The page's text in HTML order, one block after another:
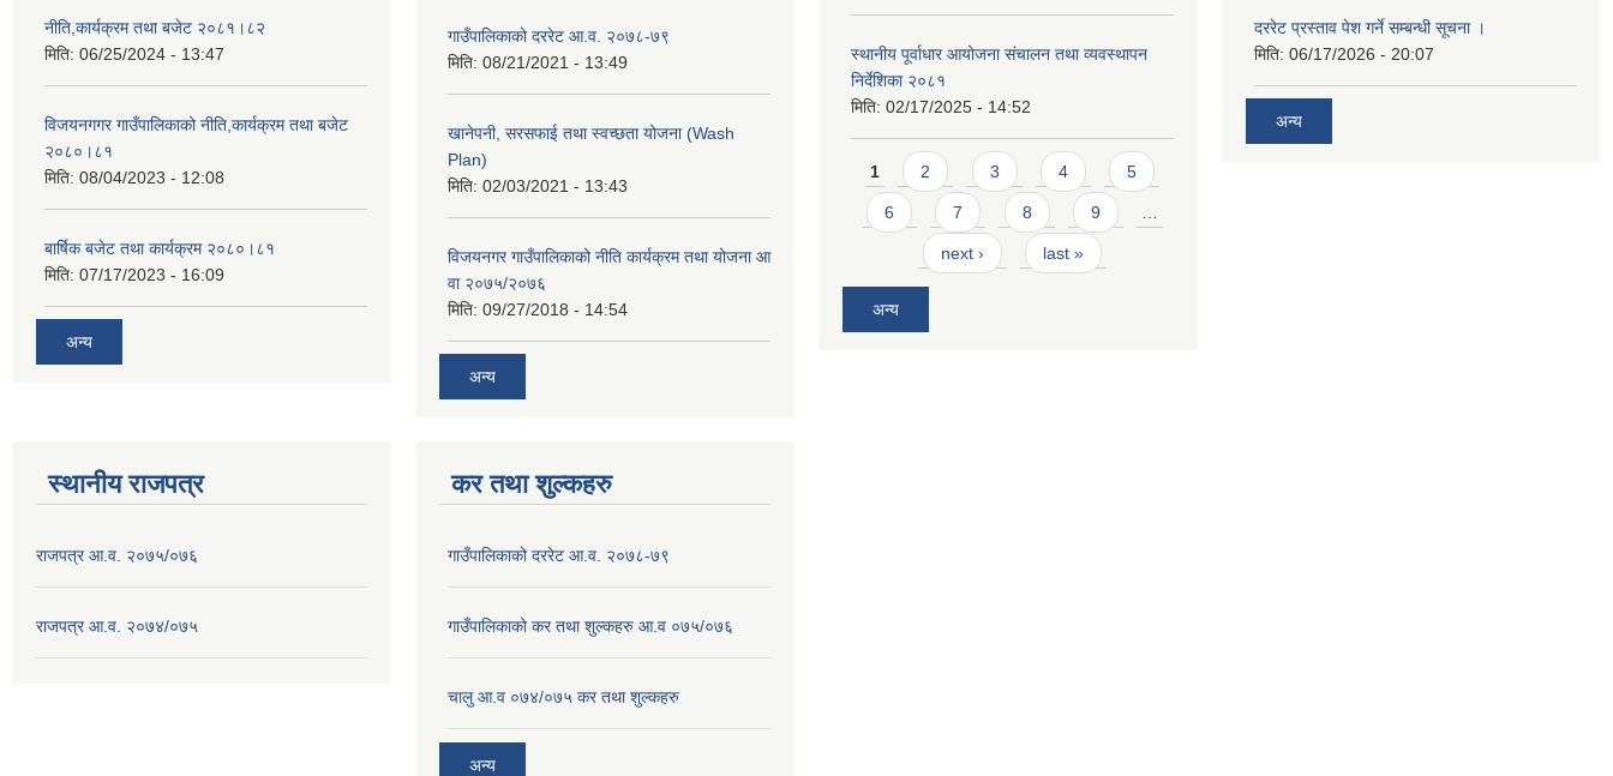
नीति,कार्यक्रम तथा बजेट २०८१।८२
मिति: 06/25/2024 - 13:47
विजयनगगर गाउँपालिकाको नीति,कार्यक्रम तथा बजेट
२०८०।८१
मिति: 08/04/2023 - 12:08
बार्षिक बजेट तथा कार्यक्रम २०८०।८१
मिति: 07/17/2023 - 16:09
अन्य
गाउँपालिकाको दररेट आ.व. २०७८-७९
मिति: 08/21/2021 - 13:49
खानेपनी, सरसफाई तथा स्वच्छता योजना (Wash
Plan)
मिति: 02/03/2021 - 13:43
विजयनगर गाउँपालिकाको नीति कार्यक्रम तथा योजना आ
वा २०७५/२०७६
मिति: 09/27/2018 - 14:54
अन्य
स्थानीय पूर्वाधार आयोजना संचालन तथा व्यवस्थापन
निर्देशिका २०८१
मिति: 02/17/2025 - 14:52
Pages
1 2 3 4 5
6 7 8 9 …
next › last »
अन्य
दररेट प्रस्ताव पेश गर्ने सम्बन्धी सूचना ।
मिति: 06/17/2026 - 20:07
अन्य
स्थानीय राजपत्र
राजपत्र आ.व. २०७५/०७६
राजपत्र आ.व. २०७४/०७५
कर तथा शुल्कहरु
गाउँपालिकाको दररेट आ.व. २०७८-७९
गाउँपालिकाको कर तथा शुल्कहरु आ.व ०७५/०७६
चालु आ.व ०७४/०७५ कर तथा शुल्कहरु
अन्य